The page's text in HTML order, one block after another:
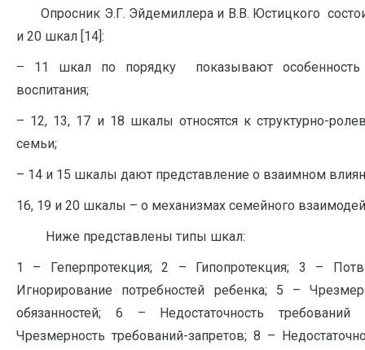
Опросник Э.Г. Эйдемиллера и В.В. Юстицкого
и 20 шкал [14]:
– 11 шкал по порядку показывают особенность
воспитания;
– 12, 13, 17 и 18 шкалы относятся к структурно-
семьи;
– 14 и 15 шкалы дают представление о взаимном
16, 19 и 20 шкалы – о механизмах семейного
Ниже представлены типы шкал:
1 – Геперпротекция; 2­ ­­­­­­– Гипопротекция; 3 –
Игнорирование потребностей ребенка; 5 –
обязанностей; 6 – Недостаточность требований
Чрезмерность требований-запретов; 8 –